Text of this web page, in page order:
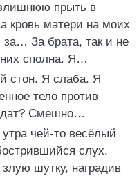
прыть в
кровь матери на моих
за… За брата, так и не
сполна. Я…
стон. Я слаба. Я
тело против
Смешно…
утра чей-то весёлый
слух.
шутку, наградив